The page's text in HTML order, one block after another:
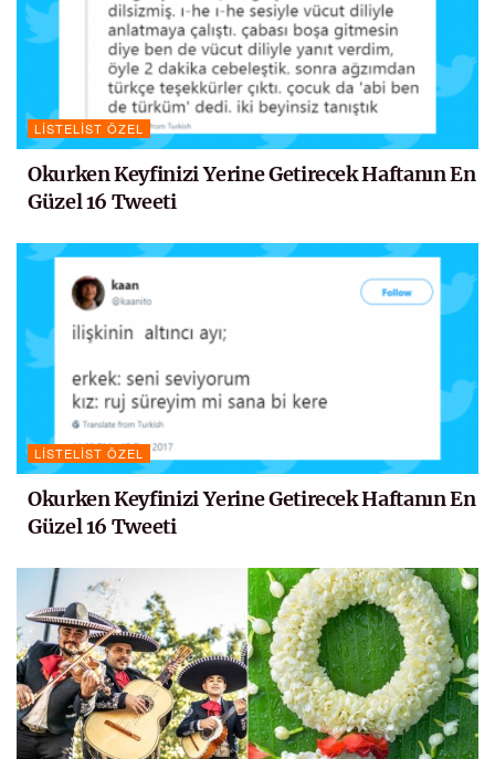
LISTELIST ÖZEL
Okurken Keyfinizi Yerine Getirecek Haftanın En
Güzel 16 Tweeti
LISTELIST ÖZEL
Okurken Keyfinizi Yerine Getirecek Haftanın En
Güzel 16 Tweeti